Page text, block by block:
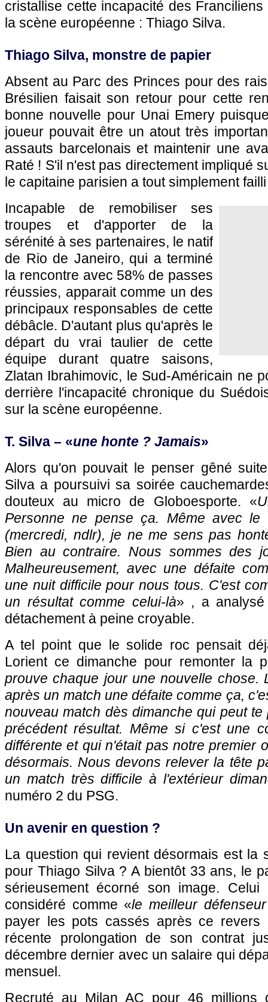
cristallise cette incapacité des
la scène européenne : Thiago Silva.
Thiago Silva, monstre de papier
Absent au Parc des Princes pour des
Brésilien faisait son retour pour cette
bonne nouvelle pour Unai Emery
joueur pouvait être un atout très
assauts barcelonais et maintenir une
Raté ! S'il n'est pas directement impliqué
le capitaine parisien a tout simplement
Incapable de remobiliser ses
troupes et d'apporter de la
sérénité à ses partenaires, le natif
de Rio de Janeiro, qui a terminé
la rencontre avec 58% de passes
réussies, apparait comme un des
principaux responsables de cette
débâcle. D'autant plus qu'après le
départ du vrai taulier de cette
équipe durant quatre saisons,
Zlatan Ibrahimovic, le Sud-Américain ne
derrière l'incapacité chronique du
sur la scène européenne.
T. Silva – «une honte ? Jamais»
Alors qu'on pouvait le penser gêné
Silva a poursuivi sa soirée
douteux au micro de Globoesporte. «
Personne ne pense ça. Même avec le
(mercredi, ndlr), je ne me sens pas
Bien au contraire. Nous sommes des
Malheureusement, avec une défaite
une nuit difficile pour nous tous. C'est
un résultat comme celui-là» , a
détachement à peine croyable.
A tel point que le solide roc pensait
Lorient ce dimanche pour remonter la
prouve chaque jour une nouvelle chose.
après un match une défaite comme ça,
nouveau match dès dimanche qui peut te
précédent résultat. Même si c'est une
différente et qui n'était pas notre premier
désormais. Nous devons relever la tête
un match très difficile à l'extérieur
numéro 2 du PSG.
Un avenir en question ?
La question qui revient désormais est la
pour Thiago Silva ? A bientôt 33 ans, le
sérieusement écorné son image.
considéré comme «le meilleur
payer les pots cassés après ce revers
récente prolongation de son contrat
décembre dernier avec un salaire qui
mensuel.
Recruté au Milan AC pour 46 millions